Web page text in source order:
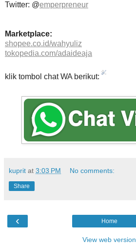
Twitter: @emperpreneur
Marketplace:
shopee.co.id/wahyuliz
tokopedia.com/adaideaja
klik tombol chat WA berikut:
kuprit at 3:03 PM No comments:
Share
‹ Home
View web version